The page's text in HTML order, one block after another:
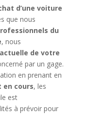
d’une voiture
que nous
du
, nous
de votre
par un gage.
en prenant en
en cours, les
est
à prévoir pour